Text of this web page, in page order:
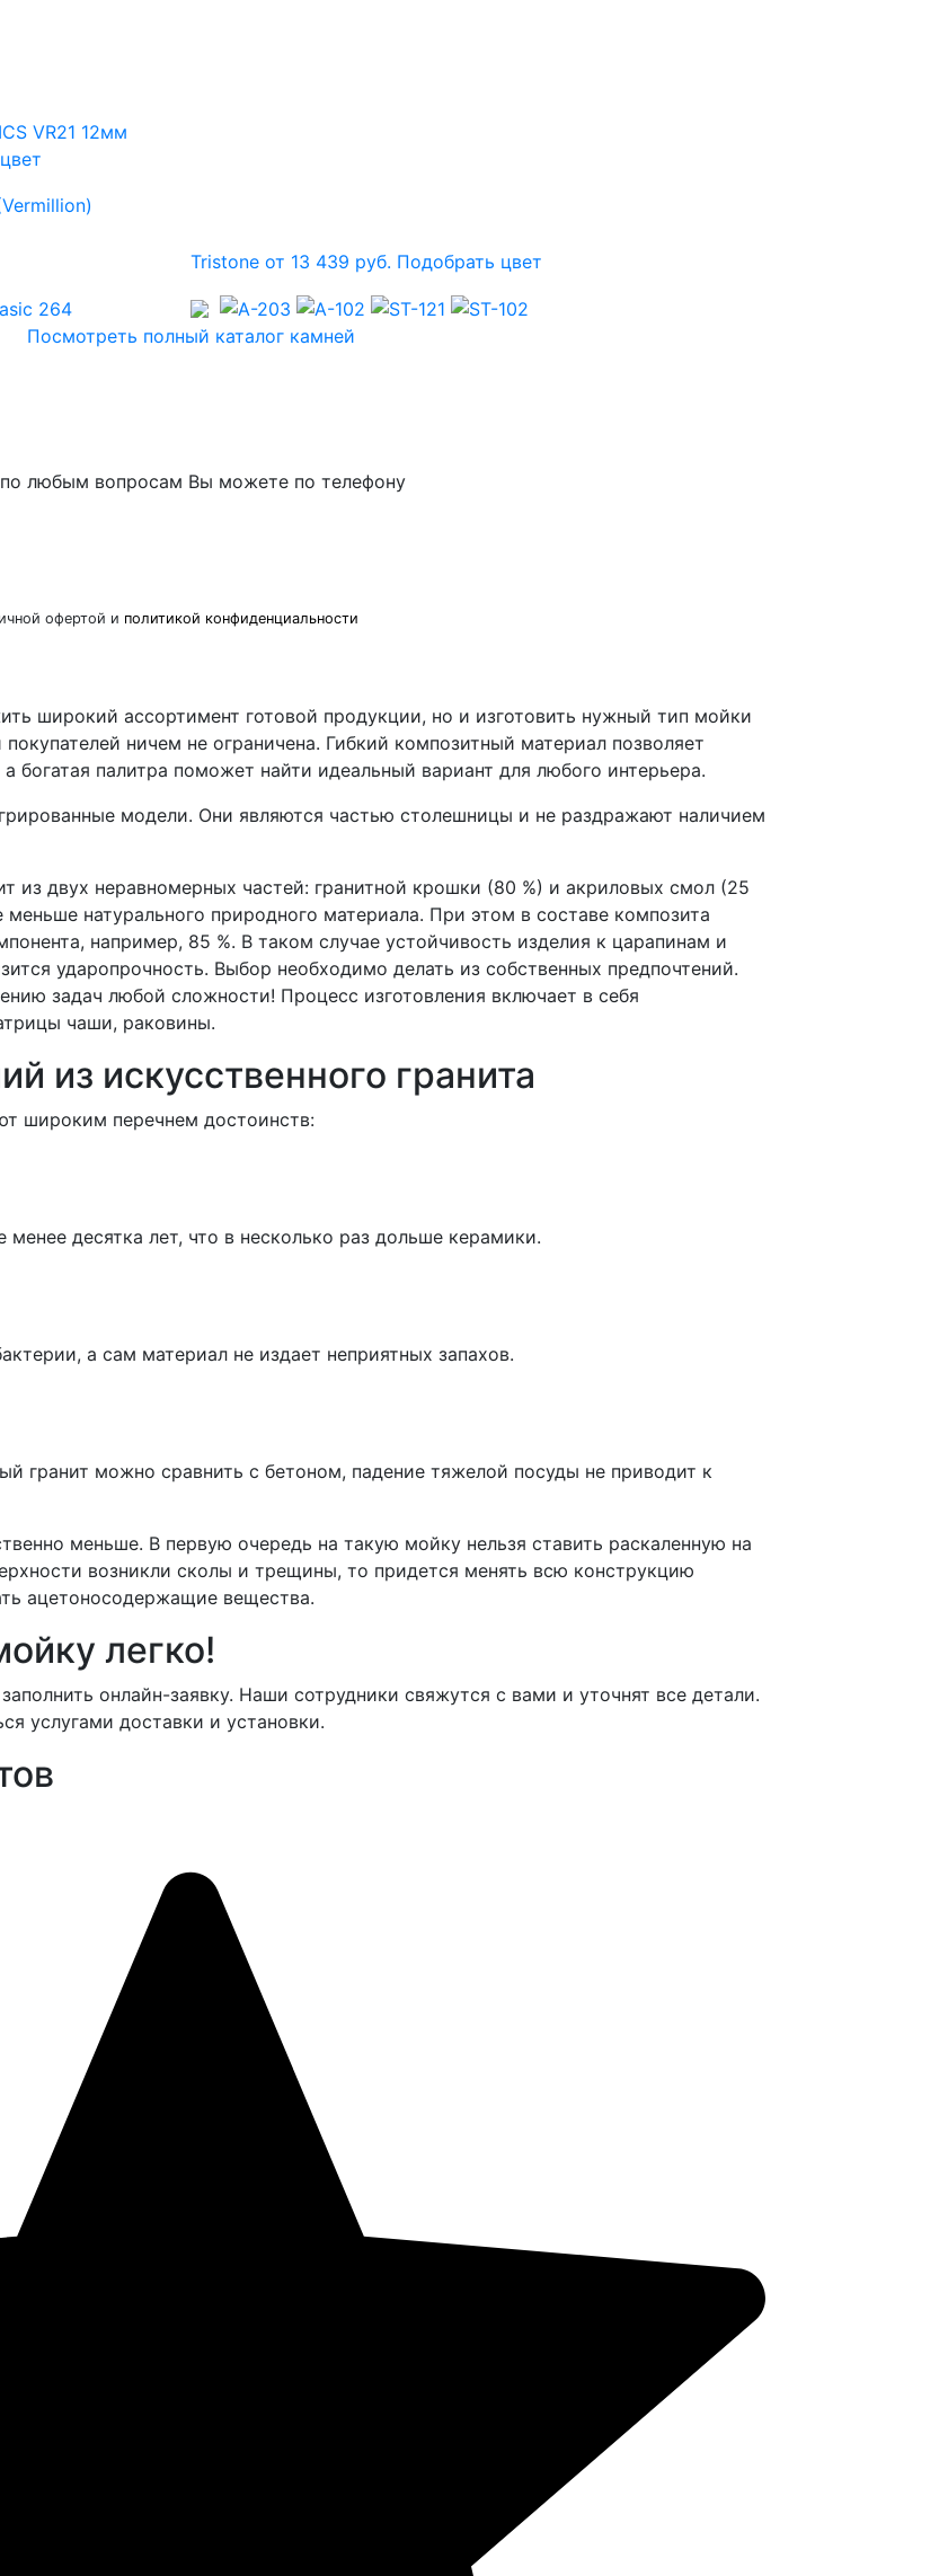
Tristone от 13 439 руб. Подобрать цвет
Посмотреть полный каталог камней
по любым вопросам Вы можете по телефону
офертой и политикой конфиденциальности
широкий ассортимент готовой продукции, но и изготовить нужный тип мойки
ничем не ограничена. Гибкий композитный материал позволяет
богатая палитра поможет найти идеальный вариант для любого интерьера.
модели. Они являются частью столешницы и не раздражают наличием
из двух неравномерных частей: гранитной крошки (80 %) и акриловых смол (25
меньше натурального природного материала. При этом в составе композита
например, 85 %. В таком случае устойчивость изделия к царапинам и
ударопрочность. Выбор необходимо делать из собственных предпочтений.
задач любой сложности! Процесс изготовления включает в себя
чаши, раковины.
из искусственного гранита
широким перечнем достоинств:
десятка лет, что в несколько раз дольше керамики.
а сам материал не издает неприятных запахов.
гранит можно сравнить с бетоном, падение тяжелой посуды не приводит к
меньше. В первую очередь на такую мойку нельзя ставить раскаленную на
возникли сколы и трещины, то придется менять всю конструкцию
ацетоносодержащие вещества.
легко!
онлайн-заявку. Наши сотрудники свяжутся с вами и уточнят все детали.
услугами доставки и установки.